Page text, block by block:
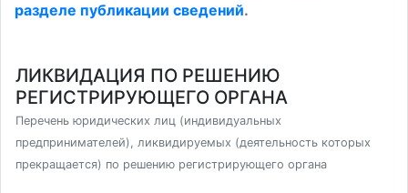
разделе публикации сведений.
ЛИКВИДАЦИЯ ПО РЕШЕНИЮ
РЕГИСТРИРУЮЩЕГО ОРГАНА
Перечень юридических лиц (индивидуальных
предпринимателей), ликвидируемых (деятельность которых
прекращается) по решению регистрирующего органа